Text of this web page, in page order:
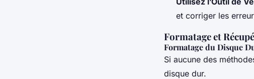
et corriger les
Formatage et
Formatage du Disque
Si aucune des
disque dur.